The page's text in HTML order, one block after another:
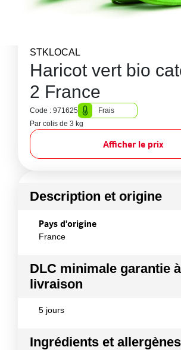
STKLOCAL
Haricot vert bio
2 France
Code : 971625
Frais
Par colis de 3 kg
Afficher le prix
Description et origine
Pays d'origine
France
DLC minimale garantie
livraison
5 jours
Ingrédients et allergènes